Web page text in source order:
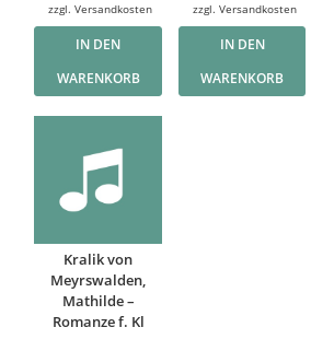
zzgl.Versandkosten
IN DEN
WARENKORB
zzgl. Versandkosten
IN DEN
WARENKORB
Kralik von
Meyrswalden,
Mathilde –
Romanze f. Kl